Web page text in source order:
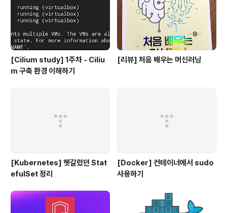
[Cilium study] 1주차 - Ciliu
m 구축 환경 이해하기
[리뷰] 처음 배우는 머신러닝
[Kubernetes] 헷갈렸던 Stat
efulSet 정리
[Docker] 컨테이너에서 sudo
사용하기